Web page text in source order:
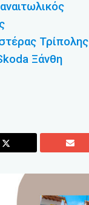
Τρίπολης
Ξάνθη